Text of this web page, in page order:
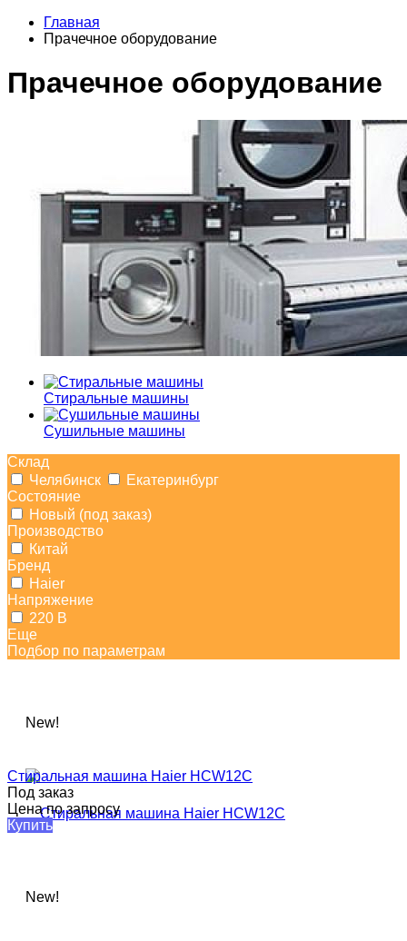
Главная
Прачечное оборудование
Прачечное оборудование
Стиральные машины
Сушильные машины
Склад
Челябинск
Екатеринбург
Состояние
Новый (под заказ)
Производство
Китай
Бренд
Haier
Напряжение
220 В
Еще
Подбор по параметрам
New!
Стиральная машина Haier HCW12C​
Под заказ
Цена по запросу
Купить
New!